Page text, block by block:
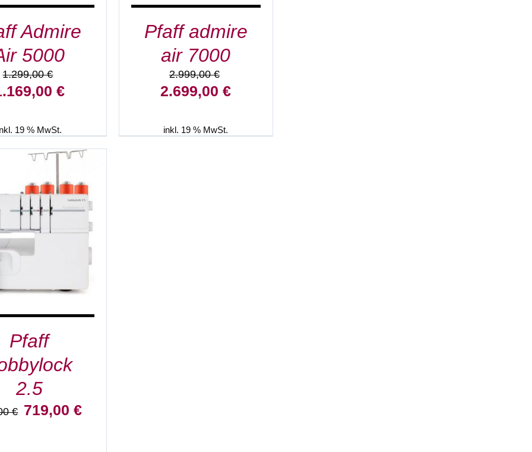
Admire
5000
1.299,00€
€
€Aktueller
19 % MwSt.
Pfaff admire
air 7000
2.999,00€
Ursprünglicher
2.999,00 €
2.699,00€Aktueller
inkl. 19 % MwSt.
DETAILS
Pfaff
2.5
€ Ursprünglicher
719,00€Aktueller